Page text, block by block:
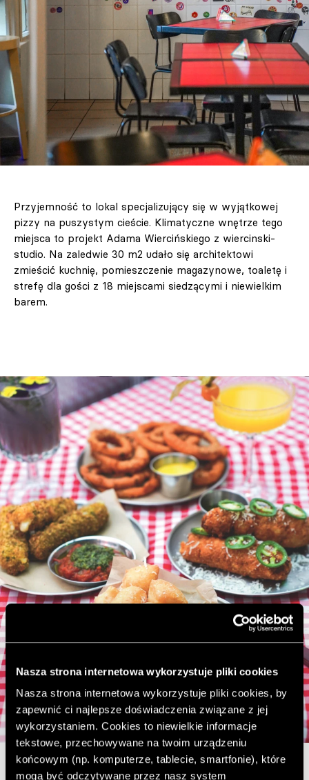
Nasza strona internetowa wykorzystuje pliki cookies
Nasza strona internetowa wykorzystuje pliki cookies, by
zapewnić ci najlepsze doświadczenia związane z jej
wykorzystaniem. Cookies to niewielkie informacje
tekstowe, przechowywane na twoim urządzeniu
końcowym (np. komputerze, tablecie, smartfonie), które
mogą być odczytywane przez nasz system
Przyjemność to lokal specjalizujący się w wyjątkowej
pizzy na puszystym cieście. Klimatyczne wnętrze tego
miejsca to projekt Adama Wiercińskiego z wiercinski-
studio. Na zaledwie 30 m2 udało się architektowi
zmieścić kuchnię, pomieszczenie magazynowe, toaletę i
strefę dla gości z 18 miejscami siedzącymi i niewielkim
barem.